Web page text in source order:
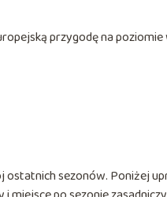
przygodę na
sezonów. Poniżej